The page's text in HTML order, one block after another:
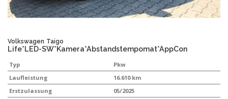
Volkswagen Taigo
Life*LED-SW*Kamera*Abstandstempomat*AppCon
Typ
Pkw
Laufleistung
16.610 km
Erstzulassung
05/2025